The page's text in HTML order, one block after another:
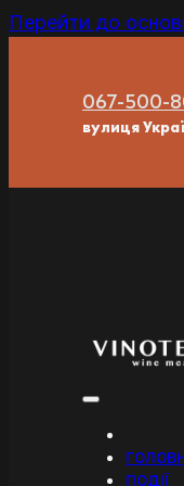
Перейти до
067-500-
вулиця
ПОДІЇ